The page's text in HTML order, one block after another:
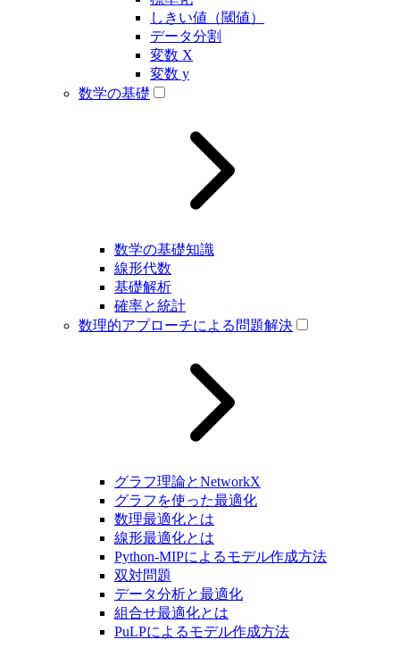
しきい値（閾値）
データ分割
変数 X
変数 y
数学の基礎
数学の基礎知識
線形代数
基礎解析
確率と統計
数理的アプローチによる問題解決
グラフ理論とNetworkX
グラフを使った最適化
数理最適化とは
線形最適化とは
Python-MIPによるモデル作成方法
双対問題
データ分析と最適化
組合せ最適化とは
PuLPによるモデル作成方法